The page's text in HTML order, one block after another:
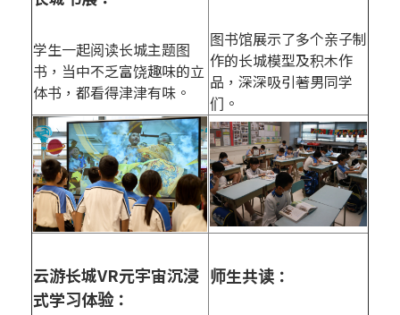
学生一起阅读长城主题图
书，当中不乏富饶趣味的立
体书，都看得津津有味。
图书馆展示了多个亲子制
作的长城模型及积木作
品，深深吸引著男同学
们。
云游长城VR元宇宙沉浸
式学习体验：
师生共读：